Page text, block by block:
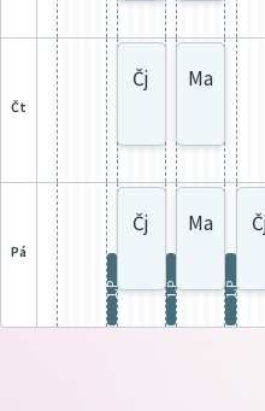
čt
Čj Ma
pá
Čj Ma
1.P 1.P 1.P